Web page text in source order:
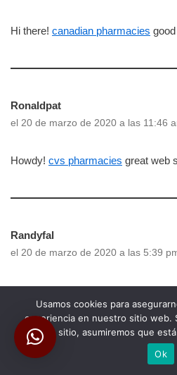
Hi there! canadian pharmacies
Ronaldpat
el 20 de marzo de 2020 a las 11:46
Howdy! cvs pharmacies great web
Randyfal
el 20 de marzo de 2020 a las 5:39
Hi!pharmacies that deliver near me
Usamos cookies para
experiencia en nuestro sitio web.
sitio, asumiremos que
Ok